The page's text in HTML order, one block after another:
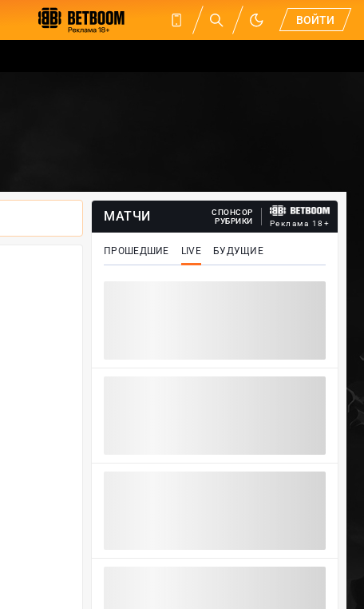
ВОЙТИ
МАТЧИ
СПОНСОР
РУБРИКИ
Реклама 18+
ПРОШЕДШИЕ LIVE БУДУЩИЕ